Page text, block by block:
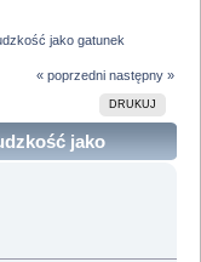
jako gatunek
« poprzedni następny »
DRUKUJ
jako